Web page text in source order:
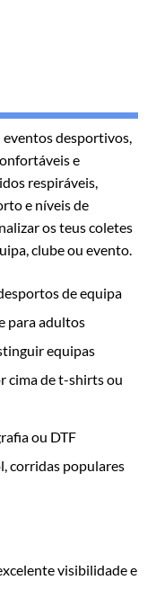
desportivos,
e
respiráveis,
e níveis de
os teus coletes
clube ou evento.
de equipa
para adultos
equipas
cima de t-shirts ou
ou DTF
corridas populares
visibilidade e